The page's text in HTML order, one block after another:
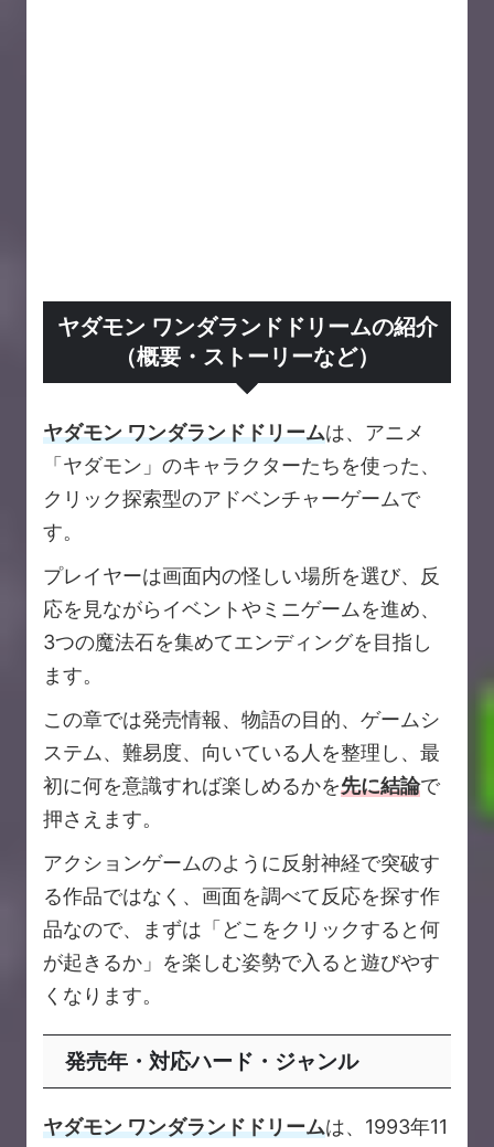
ヤダモン ワンダランドドリームの紹介
（概要・ストーリーなど）
ヤダモン ワンダランドドリームは、アニメ
「ヤダモン」のキャラクターたちを使った、
クリック探索型のアドベンチャーゲームで
す。
プレイヤーは画面内の怪しい場所を選び、反
応を見ながらイベントやミニゲームを進め、
3つの魔法石を集めてエンディングを目指し
ます。
この章では発売情報、物語の目的、ゲームシ
ステム、難易度、向いている人を整理し、最
初に何を意識すれば楽しめるかを先に結論で
押さえます。
アクションゲームのように反射神経で突破す
る作品ではなく、画面を調べて反応を探す作
品なので、まずは「どこをクリックすると何
が起きるか」を楽しむ姿勢で入ると遊びやす
くなります。
発売年・対応ハード・ジャンル
ヤダモン ワンダランドドリームは、1993年11